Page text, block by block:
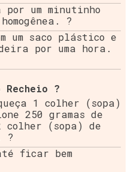
por um minutinho
?
um saco plástico e
por uma hora.
Recheio ?
1 colher (sopa)
250 gramas de
colher (sopa) de
?
ficar bem